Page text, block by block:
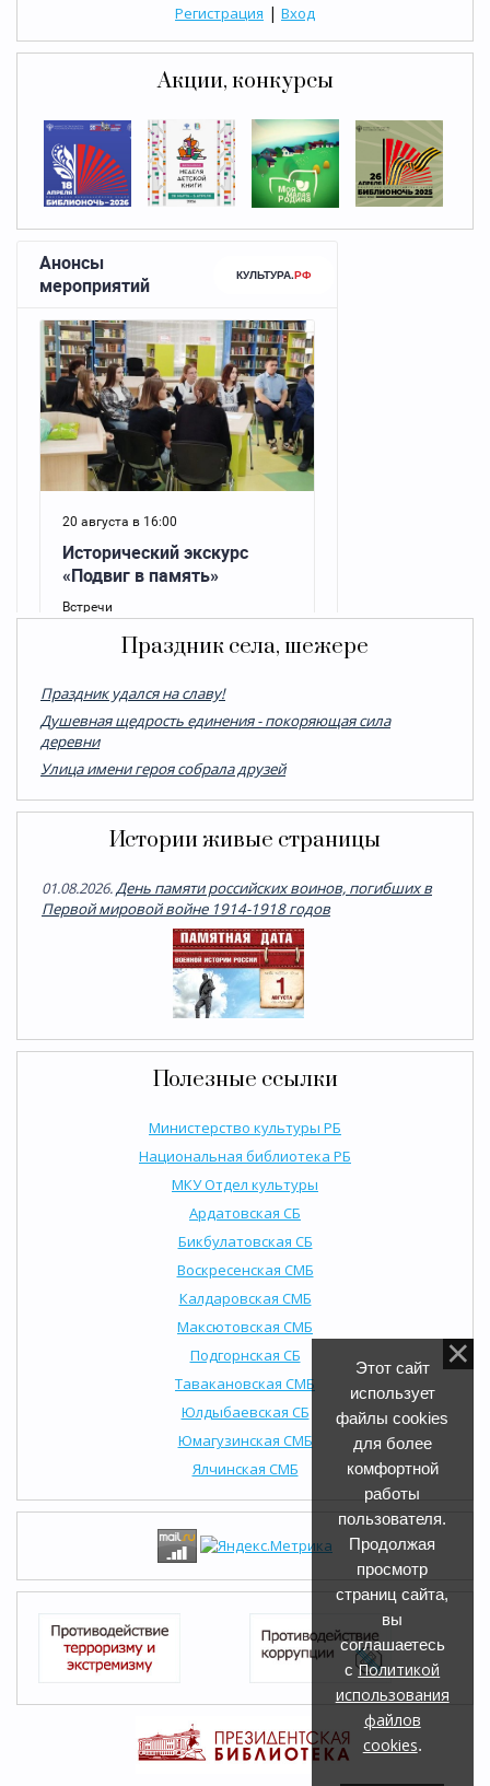
Регистрация | Вход
Акции, конкурсы
Праздник села, шежере
Праздник удался на славу!
Душевная щедрость единения - покоряющая сила
деревни
Улица имени героя собрала друзей
Истории живые страницы
01.08.2026.День памяти российских воинов, погибших в
Первой мировой войне 1914-1918 годов
Полезные ссылки
Министерство культуры РБ
Национальная библиотека РБ
МКУ Отдел культуры
Ардатовская СБ
Бикбулатовская СБ
Воскресенская СМБ
Калдаровская СМБ
Максютовская СМБ
Подгорнская СБ
Тавакановская СМБ
Юлдыбаевская СБ
Юмагузинская СМБ
Ялчинская СМБ
Этот сайт
использует
файлы cookies
для более
комфортной
работы
пользователя.
Продолжая
просмотр
страниц сайта,
вы
соглашаетесь
сПолитикой
использования
файлов
cookies.